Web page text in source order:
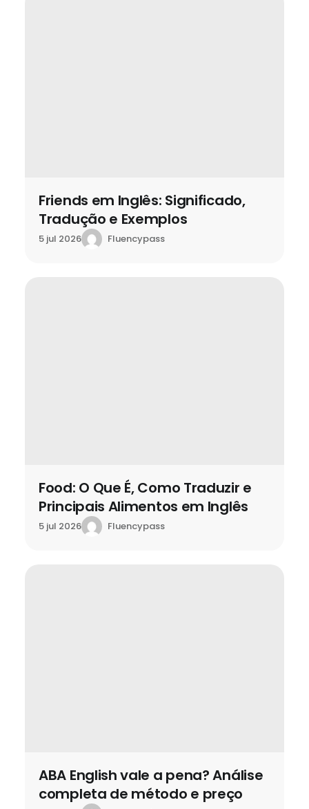
Friends em Inglês: Significado,
Tradução e Exemplos
5 jul 2026 Fluencypass
Food: O Que É, Como Traduzir e
Principais Alimentos em Inglês
5 jul 2026 Fluencypass
ABA English vale a pena? Análise
completa de método e preço